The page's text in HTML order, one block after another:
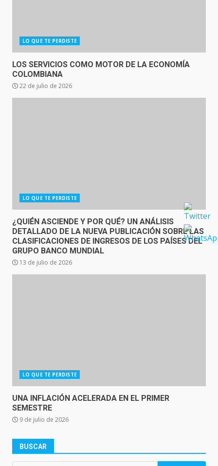
LO QUE TE PERDISTE
LOS SERVICIOS COMO MOTOR DE LA ECONOMÍA
COLOMBIANA
22 de julio de 2026
LO QUE TE PERDISTE
¿QUIÉN ASCIENDE Y POR QUÉ? UN ANÁLISIS
DETALLADO DE LA NUEVA PUBLICACIÓN SOBRE LAS
CLASIFICACIONES DE INGRESOS DE LOS PAÍSES DEL
GRUPO BANCO MUNDIAL
13 de julio de 2026
LO QUE TE PERDISTE
UNA INFLACIÓN ACELERADA EN EL PRIMER
SEMESTRE
9 de julio de 2026
BUSCAR